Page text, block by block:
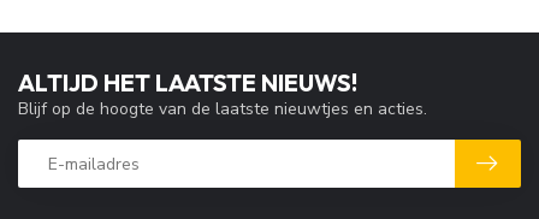
ALTIJD HET LAATSTE NIEUWS!
Blijf op de hoogte van de laatste nieuwtjes en acties.